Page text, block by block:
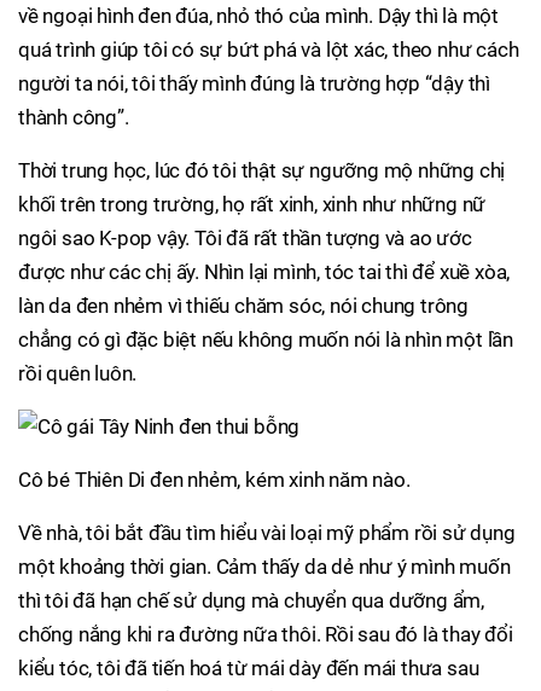
về ngoại hình đen đúa, nhỏ thó của mình. Dậy thì là một
quá trình giúp tôi có sự bứt phá và lột xác, theo như cách
người ta nói, tôi thấy mình đúng là trường hợp “dậy thì
thành công”.
Thời trung học, lúc đó tôi thật sự ngưỡng mộ những chị
khối trên trong trường, họ rất xinh, xinh như những nữ
ngôi sao K-pop vậy. Tôi đã rất thần tượng và ao ước
được như các chị ấy. Nhìn lại mình, tóc tai thì để xuề xòa,
làn da đen nhẻm vì thiếu chăm sóc, nói chung trông
chẳng có gì đặc biệt nếu không muốn nói là nhìn một lần
rồi quên luôn.
Cô bé Thiên Di đen nhẻm, kém xinh năm nào.
Về nhà, tôi bắt đầu tìm hiểu vài loại mỹ phẩm rồi sử dụng
một khoảng thời gian. Cảm thấy da dẻ như ý mình muốn
thì tôi đã hạn chế sử dụng mà chuyển qua dưỡng ẩm,
chống nắng khi ra đường nữa thôi. Rồi sau đó là thay đổi
kiểu tóc, tôi đã tiến hoá từ mái dày đến mái thưa sau